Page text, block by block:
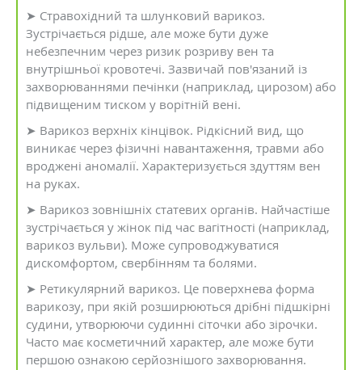
➤ Стравохідний та шлунковий варикоз.
Зустрічається рідше, але може бути дуже
небезпечним через ризик розриву вен та
внутрішньої кровотечі. Зазвичай пов'язаний із
захворюваннями печінки (наприклад, цирозом) або
підвищеним тиском у ворітній вені.
➤ Варикоз верхніх кінцівок. Рідкісний вид, що
виникає через фізичні навантаження, травми або
вроджені аномалії. Характеризується здуттям вен
на руках.
➤ Варикоз зовнішніх статевих органів. Найчастіше
зустрічається у жінок під час вагітності (наприклад,
варикоз вульви). Може супроводжуватися
дискомфортом, свербінням та болями.
➤ Ретикулярний варикоз. Це поверхнева форма
варикозу, при якій розширюються дрібні підшкірні
судини, утворюючи судинні сіточки або зірочки.
Часто має косметичний характер, але може бути
першою ознакою серйознішого захворювання.